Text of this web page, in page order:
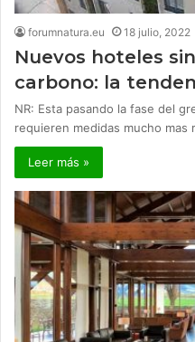
forumnatura.eu 18 julio, 2022
Nuevos hoteles
carbono: la
NR: Esta pasando la fase del
requieren medidas mucho
Leer más »